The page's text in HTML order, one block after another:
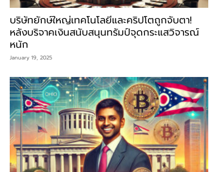
บริษัทยักษ์ใหญ่เทคโนโลยีและคริปโตถูกจับตา!
หลังบริจาคเงินสนับสนุนทรัมป์จุดกระแสวิจารณ์
หนัก
January 19, 2025